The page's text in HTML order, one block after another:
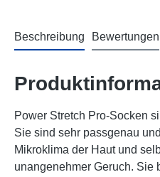
Beschreibung Bewertungen
Power Stretch Pro-Socken
Sie sind sehr passgenau
Mikroklima der Haut und
unangenehmer Geruch. Sie